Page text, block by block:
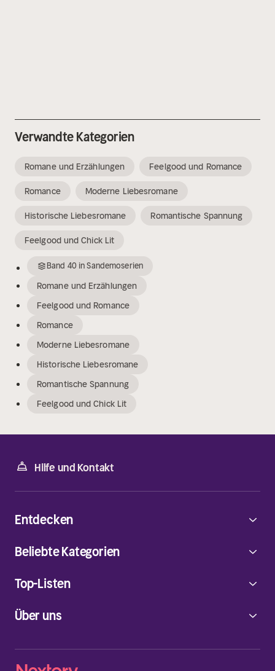
Verwandte Kategorien
Romane und Erzählungen Feelgood und Romance
Romance Moderne Liebesromane
Historische Liebesromane Romantische Spannung
Feelgood und Chick Lit
Band 40inSandemoserien
Romane und Erzählungen
Feelgood und Romance
Romance
Moderne Liebesromane
Historische Liebesromane
Romantische Spannung
Feelgood und Chick Lit
Hilfe und Kontakt
Über uns
Entdecken
Beliebte Kategorien
Top-Listen